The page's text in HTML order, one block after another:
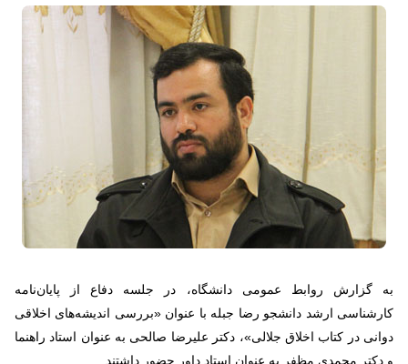
به گزارش روابط عمومی دانشگاه، در جلسه دفاع از پایان‌نامه
کارشناسی ارشد دانشجو رضا جبله با عنوان «بررسی اندیشه‌های اخلاقی
دوانی در کتاب اخلاق جلالی»، دکتر علیرضا صالحی به عنوان استاد راهنما
و دکتر محمدی مظفر به عنوان استاد داور حضور داشتند.